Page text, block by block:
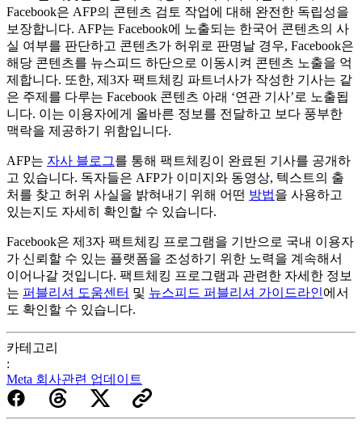
Facebook은 AFP의 콘텐츠 검토 작업에 대해 완전한 독립성을
보장합니다. AFP는 Facebook에 노출되는 한국어 콘텐츠의 사
실 여부를 판단하고 콘텐츠가 허위로 판명날 경우, Facebook은
해당 콘텐츠를 뉴스피드 하단으로 이동시켜 콘텐츠 노출을 억
제합니다. 또한, 제3자 팩트체킹 파트너사가 작성한 기사는 같
은 주제를 다루는 Facebook 콘텐츠 아래 ‘연관 기사’로 노출됩
니다. 이는 이용자에게 올바른 정보를 전달하고 보다 풍부한
맥락을 제공하기 위함입니다.
AFP는 자사 블로그를 통해 팩트체킹이 완료된 기사를 공개하
고 있습니다. 독자들은 AFP가 이미지와 동영상, 텍스트의 출
처를 찾고 허위 사실을 밝혀내기 위해 어떤 방법을 사용하고
있는지도 자세히 확인할 수 있습니다.
Facebook은 제3자 팩트체킹 프로그램을 기반으로 국내 이용자
가 신뢰할 수 있는 플랫폼을 조성하기 위한 노력을 계속해서
이어나갈 것입니다. 팩트체킹 프로그램과 관련한 자세한 정보
는 퍼블리셔 도움센터 및 뉴스피드 퍼블리셔 가이드라인에서
도 확인할 수 있습니다.
카테고리
:
Meta 회사관련 업데이트